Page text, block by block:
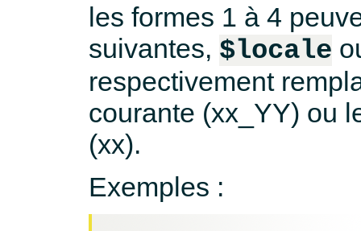
les formes 1 à 4
suivantes, $locale
respectivement
courante (xx_YY) ou
(xx).
Exemples :